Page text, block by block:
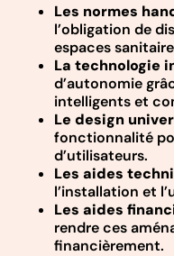
Les normes
l’obligation de
espaces
La technologie
d’autonomie
intelligents et
Le design
fonctionnalité
d’utilisateurs.
Les aides
l’installation et
Les aides
rendre ces
financièrement.